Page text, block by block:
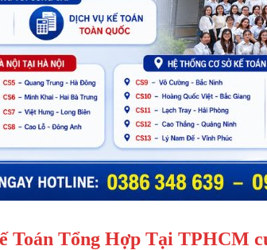
Toán Tổng Hợp Tại TPHCM